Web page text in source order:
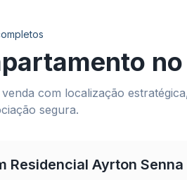
no
com localização
segura.
Residencial Ayrton Senna